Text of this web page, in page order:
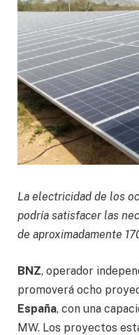
La electricidad de los
podría satisfacer las
de aproximadamente
BNZ, operador
promoverá ocho
España, con una
MW. Los proyectos